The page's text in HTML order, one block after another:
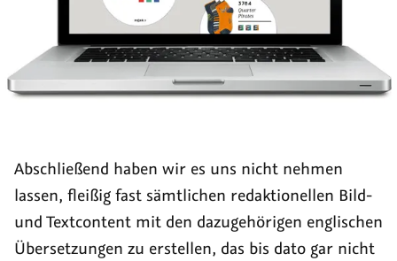
Abschließend haben wir es uns nicht nehmen
lassen, fleißig fast sämtlichen redaktionellen Bild-
und Textcontent mit den dazugehörigen englischen
Übersetzungen zu erstellen, das bis dato gar nicht